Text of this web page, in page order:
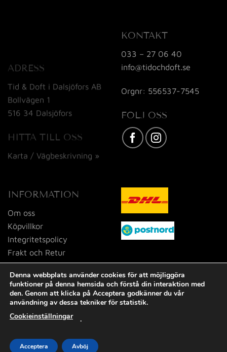
ADRESS
Tid & Doft i Dalsjöfors AB
Bollvägen 1
516 34 Dalsjöfors
HITTA TILL OSS
Karta / Vägbeskrivning »
KONTAKT
033 – 27 06 40
info@tidochdoft.se
Orgnr: 556537-7545
FÖLJ OSS
INFORMATION
Om oss
Köpvillkor
Integritetspolicy
Frakt och Retur
Kontakta oss
2026 © Tid och Doft i Dalsjöfors AB
Denna webbplats använder cookies för att möjliggöra
funktioner på denna hemsida och förstå din interaktion med
den. Genom att klicka på Acceptera godkänner du vår
användning av dessa tekniker för statistik.
Cookieinställningar
.
Acceptera Avböj